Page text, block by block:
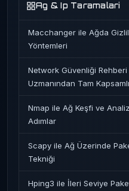
Ag & Ip Taramalari
Macchanger ile Ağda
Yöntemleri
Network Güvenliği Rehberi
Uzmanından Tam
Nmap ile Ağ Keşfi ve
Adımlar
Scapy ile Ağ Üzerinde
Tekniği
Hping3 ile İleri Seviye